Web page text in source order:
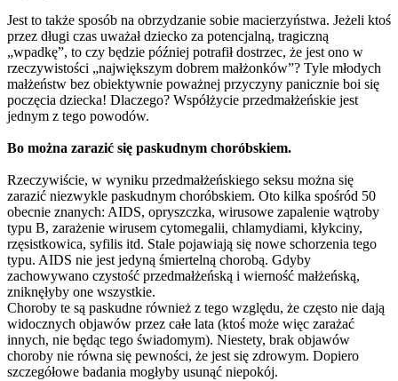
Jest to także sposób na obrzydzanie sobie macierzyństwa. Jeżeli ktoś
przez długi czas uważał dziecko za potencjalną, tragiczną
„wpadkę”, to czy będzie później potrafił dostrzec, że jest ono w
rzeczywistości „największym dobrem małżonków”? Tyle młodych
małżeństw bez obiektywnie poważnej przyczyny panicznie boi się
poczęcia dziecka! Dlaczego? Współżycie przedmałżeńskie jest
jednym z tego powodów.
Bo można zarazić się paskudnym choróbskiem.
Rzeczywiście, w wyniku przedmałżeńskiego seksu można się
zarazić niezwykle paskudnym choróbskiem. Oto kilka spośród 50
obecnie znanych: AIDS, opryszczka, wirusowe zapalenie wątroby
typu B, zarażenie wirusem cytomegalii, chlamydiami, kłykciny,
rzęsistkowica, syfilis itd. Stale pojawiają się nowe schorzenia tego
typu. AIDS nie jest jedyną śmiertelną chorobą. Gdyby
zachowywano czystość przedmałżeńską i wierność małżeńską,
zniknęłyby one wszystkie.
Choroby te są paskudne również z tego względu, że często nie dają
widocznych objawów przez całe lata (ktoś może więc zarażać
innych, nie będąc tego świadomym). Niestety, brak objawów
choroby nie równa się pewności, że jest się zdrowym. Dopiero
szczegółowe badania mogłyby usunąć niepokój.